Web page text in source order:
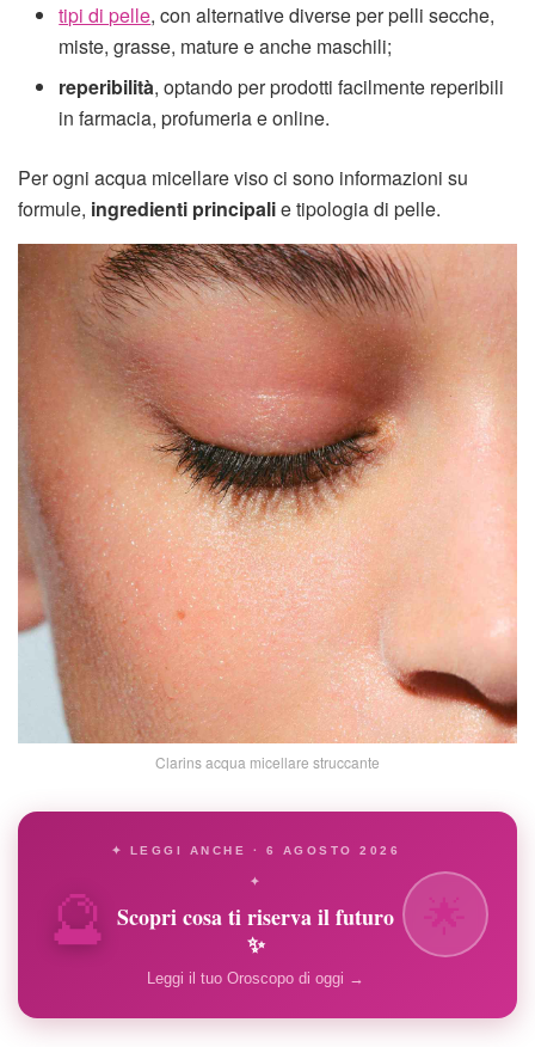
tipi di pelle, con alternative diverse per pelli secche,
miste, grasse, mature e anche maschili;
reperibilità, optando per prodotti facilmente reperibili
in farmacia, profumeria e online.
Per ogni acqua micellare viso ci sono informazioni su
formule, ingredienti principalie tipologia di pelle.
Clarins acqua micellare struccante
🔮
✦ LEGGI ANCHE · 6 AGOSTO 2026
✦
Scopri cosa ti riserva il futuro
✨
Leggi il tuo Oroscopo di oggi →